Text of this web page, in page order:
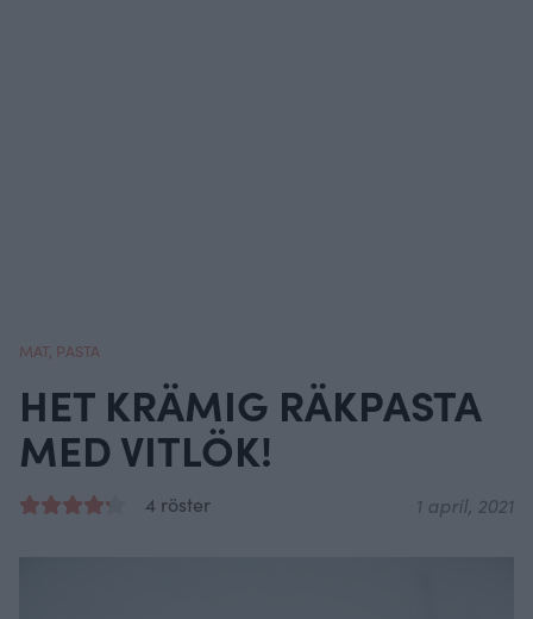
MAT, PASTA
HET KRÄMIG RÄKPASTA
MED VITLÖK!
4 röster 1 april, 2021